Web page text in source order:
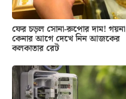
ফের চড়ল সোনা-রুপোর দাম! গয়না
কেনার আগে দেখে নিন আজকের
কলকাতার রেট